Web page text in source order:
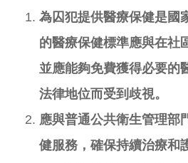
為囚犯提供醫療保健是國
的醫療保健標準應與在社
並應能夠免費獲得必要的
法律地位而受到歧視。
應與普通公共衛生管理部
健服務，確保持續治療和